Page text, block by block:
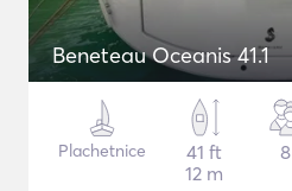
Beneteau Oceanis 41.1
Plachetnice
41 ft
12 m
8